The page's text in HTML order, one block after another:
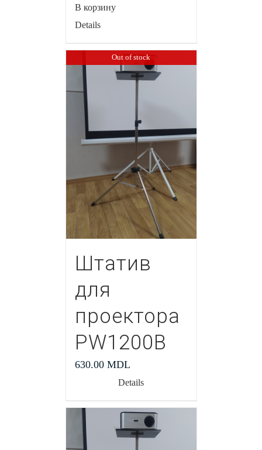
В корзину
Details
Out of stock
Штатив
для
проектора
PW1200В
630.00 MDL
Details